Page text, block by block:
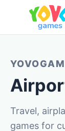
Travel,
games for